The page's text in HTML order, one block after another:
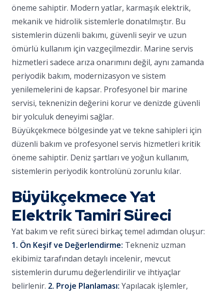
öneme sahiptir. Modern yatlar, karmaşık elektrik,
mekanik ve hidrolik sistemlerle donatılmıştır. Bu
sistemlerin düzenli bakımı, güvenli seyir ve uzun
ömürlü kullanım için vazgeçilmezdir. Marine servis
hizmetleri sadece arıza onarımını değil, aynı zamanda
periyodik bakım, modernizasyon ve sistem
yenilemelerini de kapsar. Profesyonel bir marine
servisi, teknenizin değerini korur ve denizde güvenli
bir yolculuk deneyimi sağlar.
Büyükçekmece bölgesinde yat ve tekne sahipleri için
düzenli bakım ve profesyonel servis hizmetleri kritik
öneme sahiptir. Deniz şartları ve yoğun kullanım,
sistemlerin periyodik kontrolünü zorunlu kılar.
Büyükçekmece Yat
Elektrik Tamiri Süreci
Yat bakım ve refit süreci birkaç temel adımdan oluşur:
1. Ön Keşif ve Değerlendirme: Tekneniz uzman
ekibimiz tarafından detaylı incelenir, mevcut
sistemlerin durumu değerlendirilir ve ihtiyaçlar
belirlenir. 2. Proje Planlaması: Yapılacak işlemler,